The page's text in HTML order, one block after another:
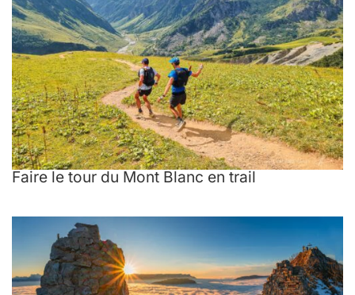
Faire le tour du Mont Blanc en trail